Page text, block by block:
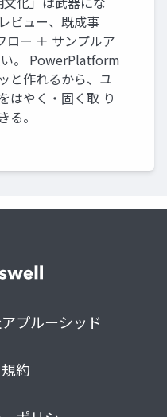
ビュー、既成事
ー ＋ サンプルア
。 PowerPlatform
と作れるから、ユ
はやく・固く取 り
る。
プルーシッド
約